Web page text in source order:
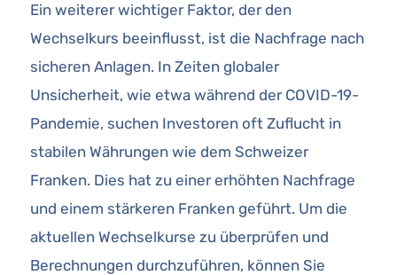
Ein weiterer wichtiger Faktor, der den
Wechselkurs beeinflusst, ist die Nachfrage nach
sicheren Anlagen. In Zeiten globaler
Unsicherheit, wie etwa während der COVID-19-
Pandemie, suchen Investoren oft Zuflucht in
stabilen Währungen wie dem Schweizer
Franken. Dies hat zu einer erhöhten Nachfrage
und einem stärkeren Franken geführt. Um die
aktuellen Wechselkurse zu überprüfen und
Berechnungen durchzuführen, können Sie